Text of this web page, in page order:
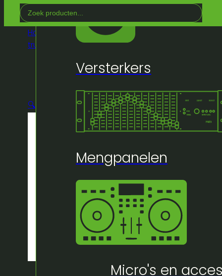
Versterkers
Mengpanelen
Micro's en
Search
...
Home
Winkel Truss & Podium
truss trio 30
Truss trio corner 90° 30805
🔍